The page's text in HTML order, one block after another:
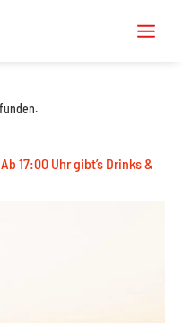
17:00 Uhr gibt’s Drinks &